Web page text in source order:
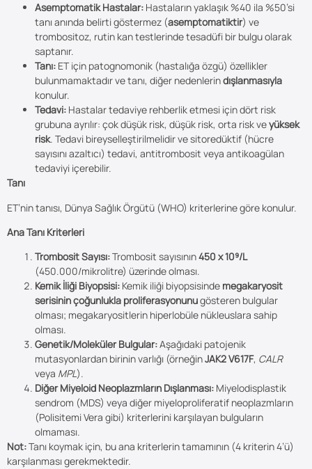
Asemptomatik Hastalar: Hastaların yaklaşık %40 ila %50’si
tanı anında belirti göstermez (asemptomatiktir) ve
trombositoz, rutin kan testlerinde tesadüfi bir bulgu olarak
saptanır.
Tanı: ET için patognomonik (hastalığa özgü) özellikler
bulunmamaktadır ve tanı, diğer nedenlerindışlanmasıyla
konulur.
Tedavi: Hastalar tedaviye rehberlik etmesi için dört risk
grubuna ayrılır: çok düşük risk, düşük risk, orta risk veyüksek
risk. Tedavi bireyselleştirilmelidir ve sitoredüktif (hücre
sayısını azaltıcı) tedavi, antitrombosit veya antikoagülan
tedaviyi içerebilir.
Tanı
ET’nin tanısı, Dünya Sağlık Örgütü (WHO) kriterlerine göre konulur.
Ana Tanı Kriterleri
Trombosit Sayısı:Trombosit sayısının450 x 10⁹/L
(450.000/mikrolitre) üzerinde olması.
Kemik İliği Biyopsisi: Kemik iliği biyopsisinde megakaryosit
serisinin çoğunlukla proliferasyonunugösteren bulgular
olması; megakaryositlerin hiperlobüle nükleuslara sahip
olması.
Genetik/Moleküler Bulgular:Aşağıdaki patojenik
mutasyonlardan birinin varlığı (örneğinJAK2 V617F, CALR
veya MPL).
Diğer Miyeloid Neoplazmların Dışlanması: Miyelodisplastik
sendrom (MDS) veya diğer miyeloproliferatif neoplazmların
(Polisitemi Vera gibi) kriterlerini karşılayan bulguların
olmaması.
Not:Tanı koymak için, bu ana kriterlerin tamamının (4 kriterin 4’ü)
karşılanması gerekmektedir.